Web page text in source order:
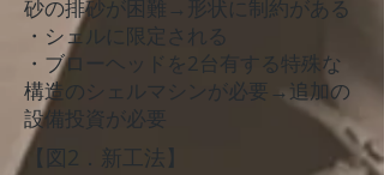
砂の排砂が困難→形状に制約がある
・シェルに限定される
・ブローヘッドを2台有する特殊な
構造のシェルマシンが必要→追加の
設備投資が必要
【図2．新工法】